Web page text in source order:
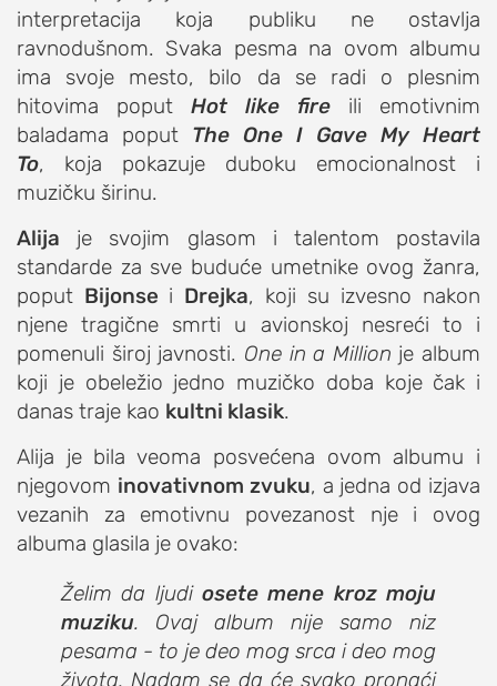
impresum
kontakt
interpretacija koja publiku ne ostavlja
ravnodušnom. Svaka pesma na ovom albumu
ima svoje mesto, bilo da se radi o plesnim
hitovima poput Hot like fire ili emotivnim
baladama poput The One I Gave My Heart
To, koja pokazuje duboku emocionalnost i
muzičku širinu.
Alija je svojim glasom i talentom postavila
standarde za sve buduće umetnike ovog žanra,
poput Bijonse i Drejka, koji su izvesno nakon
njene tragične smrti u avionskoj nesreći to i
pomenuli široj javnosti. One in a Million je album
koji je obeležio jedno muzičko doba koje čak i
danas traje kao kultni klasik.
Alija je bila veoma posvećena ovom albumu i
njegovom inovativnom zvuku, a jedna od izjava
vezanih za emotivnu povezanost nje i ovog
albuma glasila je ovako:
Želim da ljudi osete mene kroz moju
muziku. Ovaj album nije samo niz
pesama - to je deo mog srca i deo mog
života. Nadam se da će svako pronaći